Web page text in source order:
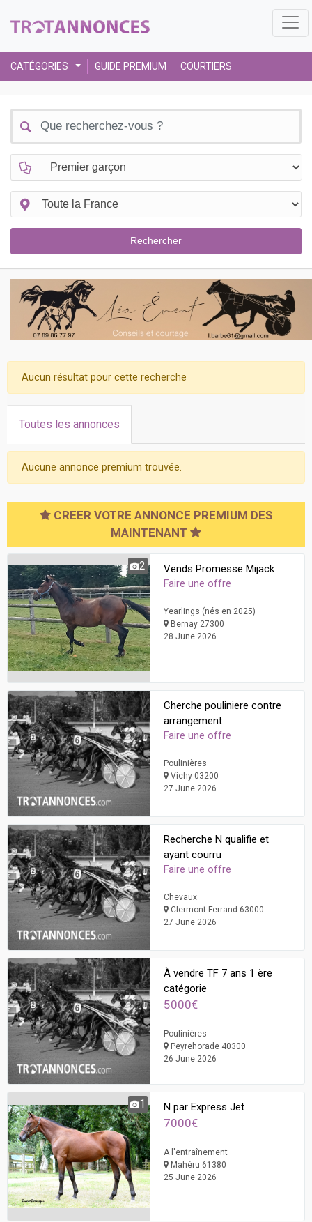
CATÉGORIES GUIDE PREMIUM COURTIERS
Aucun résultat pour cette recherche
Toutes les annonces
Aucune annonce premium trouvée.
CREER VOTRE ANNONCE PREMIUM DES
MAINTENANT
2 Vends Promesse Mijack
Faire une offre
Yearlings (nés en 2025)
Bernay 27300
28 June 2026
Cherche pouliniere contre
arrangement
Faire une offre
Poulinières
Vichy 03200
27 June 2026
Recherche N qualifie et
ayant courru
Faire une offre
Chevaux
Clermont-Ferrand 63000
27 June 2026
À vendre TF 7 ans 1 ère
catégorie
5000€
Poulinières
Peyrehorade 40300
26 June 2026
1 N par Express Jet
7000€
A l'entraînement
Mahéru 61380
25 June 2026